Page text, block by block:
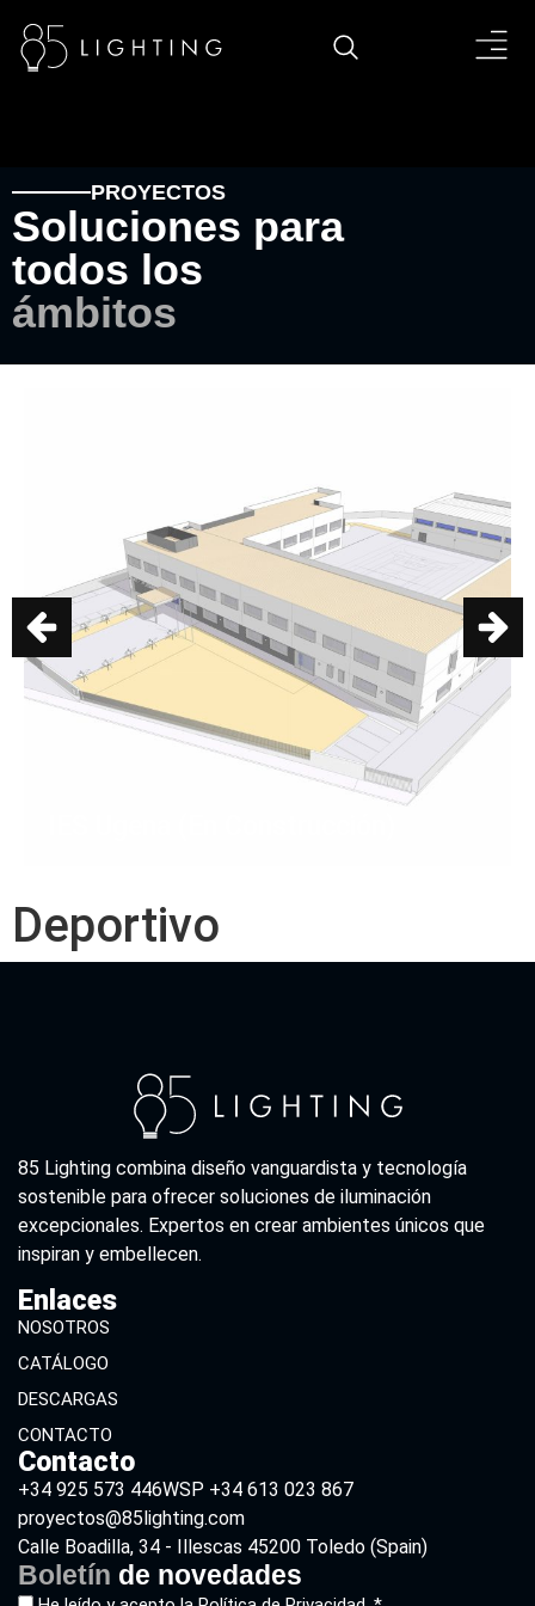
PROYECTOS
Soluciones para
todos los
ámbitos
Deportivo
85 Lighting combina diseño vanguardista y tecnología
sostenible para ofrecer soluciones de iluminación
excepcionales. Expertos en crear ambientes únicos que
inspiran y embellecen.
Enlaces
NOSOTROS
CATÁLOGO
DESCARGAS
CONTACTO
Contacto
+34 925 573 446WSP +34 613 023 867
proyectos@85lighting.com
Calle Boadilla, 34 - Illescas 45200 Toledo (Spain)
Boletín de novedades